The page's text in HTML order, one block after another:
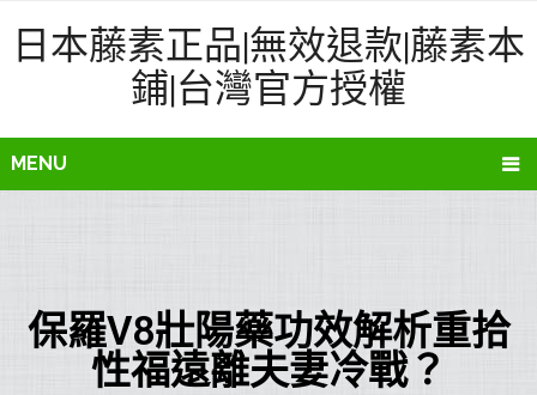
日本藤素正品|無效退款|藤素本
鋪|台灣官方授權
MENU
保羅V8壯陽藥功效解析重拾
性福遠離夫妻冷戰？